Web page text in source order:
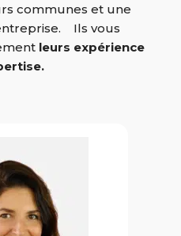
communes et une
Ils vous
leurs expérience